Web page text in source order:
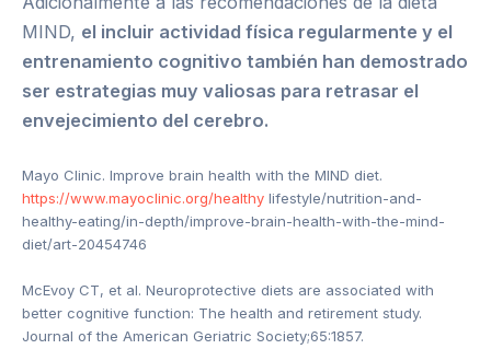
MIND, el incluir actividad física regularmente y el
entrenamiento cognitivo también han demostrado
ser estrategias muy valiosas para retrasar el
envejecimiento del cerebro.
Mayo Clinic. Improve brain health with the MIND diet.
https://www.mayoclinic.org/healthy lifestyle/nutrition-and-
healthy-eating/in-depth/improve-brain-health-with-the-mind-
diet/art-20454746
McEvoy CT, et al. Neuroprotective diets are associated with
better cognitive function: The health and retirement study.
Journal of the American Geriatric Society;65:1857.